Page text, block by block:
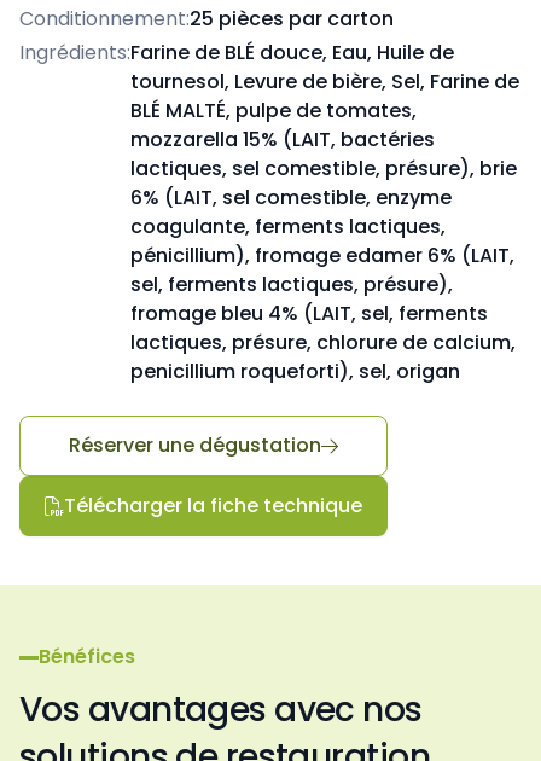
Conditionnement:25 pièces par carton
Ingrédients:Farine de BLÉ douce, Eau, Huile de
tournesol, Levure de bière, Sel, Farine de
BLÉ MALTÉ, pulpe de tomates,
mozzarella 15% (LAIT, bactéries
lactiques, sel comestible, présure), brie
6% (LAIT, sel comestible, enzyme
coagulante, ferments lactiques,
pénicillium), fromage edamer 6% (LAIT,
sel, ferments lactiques, présure),
fromage bleu 4% (LAIT, sel, ferments
lactiques, présure, chlorure de calcium,
penicillium roqueforti), sel, origan
Télécharger la fiche technique
Réserver une dégustation
Bénéfices
Vos avantages avec nos